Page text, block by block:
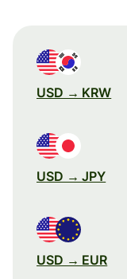
USD → KRW
USD → JPY
USD → EUR